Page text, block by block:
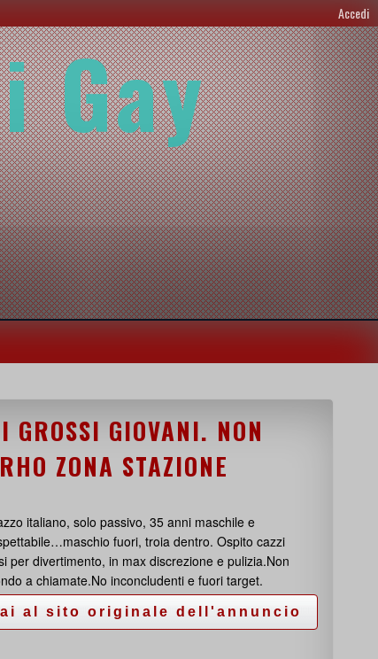
Accedi
Gay
GROSSI GIOVANI. NON
ZONA STAZIONE
italiano, solo passivo, 35 anni maschile e
fuori, troia dentro. Ospito cazzi
per divertimento, in max discrezione e pulizia.Non
a chiamate.No inconcludenti e fuori target.